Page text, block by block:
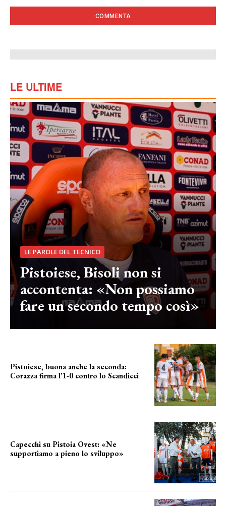
LE ULTIME
LE PAROLE DEL TECNICO
Pistoiese, Bisoli non si
accontenta: «Non possiamo
fare un secondo tempo così»
Pistoiese, buona anche la seconda:
Corazza firma l’1-0 contro lo Scandicci
Capecchi su Pistoia Ovest: «Ne
supportiamo a pieno lo sviluppo»